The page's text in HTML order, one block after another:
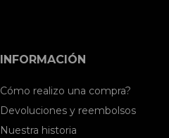
INFORMACIÓN
Cómo realizo una compra?
Devoluciones y reembolsos
Nuestra historia